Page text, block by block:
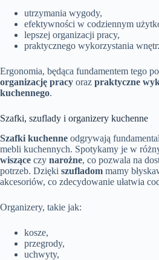
utrzymania wygody,
efektywności w codziennym
lepszej organizacji pracy,
praktycznego wykorzystania
Ergonomia, będąca fundamentem tego
organizację pracy oraz praktyczne
kuchennego.
Szafki, szuflady i organizery kuchenne
Szafki kuchenne odgrywają
mebli kuchennych. Spotykamy je w
wiszące czy narożne, co pozwala na
potrzeb. Dzięki szufladom mamy
akcesoriów, co zdecydowanie ułatwia
Organizery, takie jak:
kosze,
przegrody,
uchwyty,